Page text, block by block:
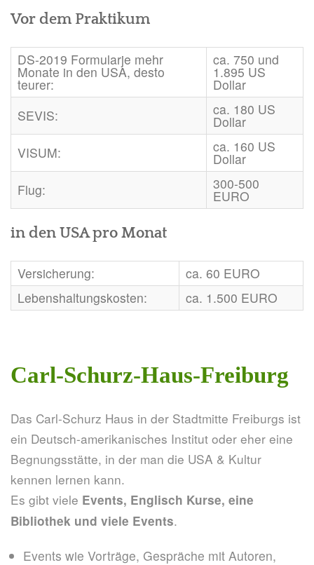
Vor dem Praktikum
DS-2019 Formularje mehr
Monate in den USA, desto
teurer:
ca. 750 und
1.895 US
Dollar
SEVIS:
ca. 180 US
Dollar
VISUM:
ca. 160 US
Dollar
Flug:
300-500
EURO
in den USA pro Monat
Versicherung:
ca. 60 EURO
Lebenshaltungskosten:
ca. 1.500 EURO
Carl-Schurz-Haus-Freiburg
Das Carl-Schurz Haus in der Stadtmitte Freiburgs ist
ein Deutsch-amerikanisches Institut oder eher eine
Begnungsstätte, in der man die USA & Kultur
kennen lernen kann.
Es gibt viele Events, Englisch Kurse, eine
Bibliothek und viele Events.
Events wie Vorträge, Gespräche mit Autoren,